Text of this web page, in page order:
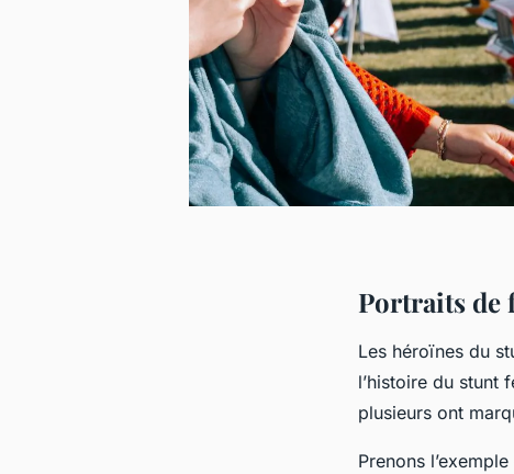
Portraits de
Les héroïnes du
l’histoire du stunt
plusieurs ont
Prenons